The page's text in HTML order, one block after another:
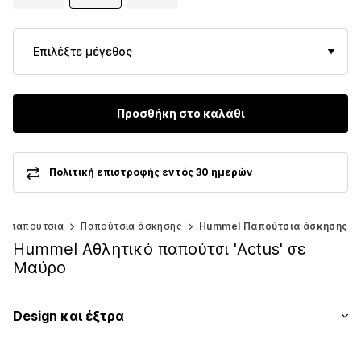
Επιλέξτε μέγεθος
Προσθήκη στο καλάθι
Πολιτική επιστροφής εντός 30 ημερών
παπούτσια Παπούτσια άσκησης Hummel Παπούτσια άσκησης
Hummel Αθλητικό παπούτσι 'Actus' σε
Μαύρο
Design και έξτρα